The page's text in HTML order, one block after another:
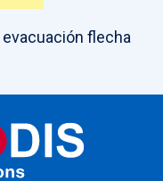
flecha